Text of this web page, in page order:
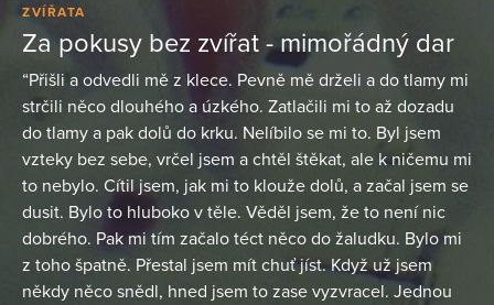
ZVÍŘATA
Za pokusy bez zvířat - mimořádný dar
“Přišli a odvedli mě z klece. Pevně mě drželi a do tlamy mi
strčili něco dlouhého a úzkého. Zatlačili mi to až dozadu
do tlamy a pak dolů do krku. Nelíbilo se mi to. Byl jsem
vzteky bez sebe, vrčel jsem a chtěl štěkat, ale k ničemu mi
to nebylo. Cítil jsem, jak mi to klouže dolů, a začal jsem se
dusit. Bylo to hluboko v těle. Věděl jsem, že to není nic
dobrého. Pak mi tím začalo téct něco do žaludku. Bylo mi
z toho špatně. Přestal jsem mít chuť jíst. Když už jsem
někdy něco snědl, hned jsem to zase vyzvracel. Jednou